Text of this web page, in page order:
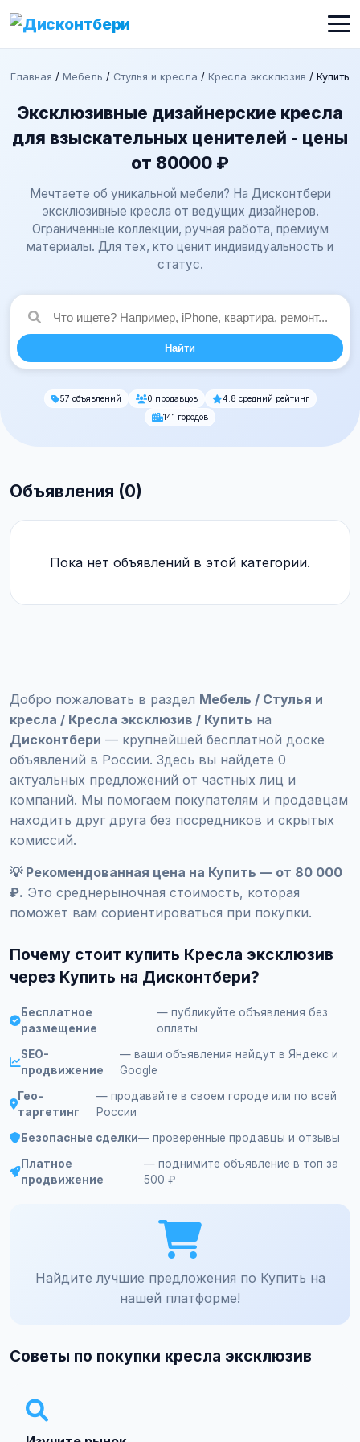
Главная / Мебель / Стулья и кресла / Кресла эксклюзив / Купить
Эксклюзивные дизайнерские кресла
для взыскательных ценителей - цены
от 80000 ₽
Мечтаете об уникальной мебели? На Дисконтбери
эксклюзивные кресла от ведущих дизайнеров.
Ограниченные коллекции, ручная работа, премиум
материалы. Для тех, кто ценит индивидуальность и
статус.
Найти
57 объявлений 0 продавцов
4.8 средний рейтинг
141 городов
Объявления (0)
Пока нет объявлений в этой категории.
Добро пожаловать в раздел Мебель / Стулья и
кресла / Кресла эксклюзив / Купить на
Дисконтбери — крупнейшей бесплатной доске
объявлений в России. Здесь вы найдете 0
актуальных предложений от частных лиц и
компаний. Мы помогаем покупателям и продавцам
находить друг друга без посредников и скрытых
комиссий.
💡 Рекомендованная цена на Купить — от 80 000
₽. Это среднерыночная стоимость, которая
поможет вам сориентироваться при покупки.
Почему стоит купить Кресла эксклюзив
через Купить на Дисконтбери?
Бесплатное
размещение
— публикуйте объявления без
оплаты
SEO-
продвижение
— ваши объявления найдут в Яндекс и
Google
Гео-
таргетинг
— продавайте в своем городе или по всей
России
Безопасные сделки— проверенные продавцы и отзывы
Платное
продвижение
— поднимите объявление в топ за
500 ₽
Найдите лучшие предложения по Купить на
нашей платформе!
Советы по покупки кресла эксклюзив